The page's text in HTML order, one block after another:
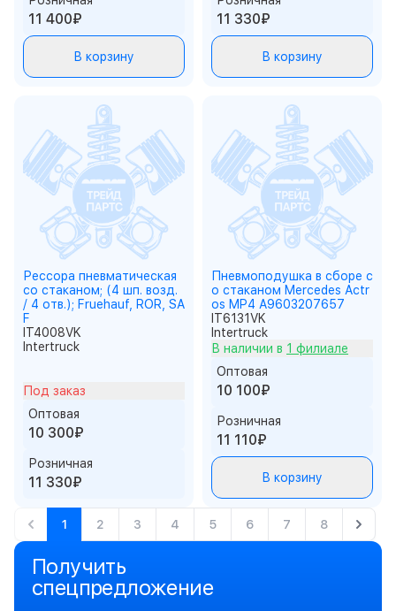
11 400₽
В корзину
11 330₽
В корзину
Рессора пневматическая
со стаканом; (4 шп. возд.
/ 4 отв.); Fruehauf, ROR, SA
F
IT4008VK
Intertruck
Под заказ
Оптовая
10 300₽
Розничная
11 330₽
Пневмоподушка в сборе с
о стаканом Mercedes Actr
os MP4 A9603207657
IT6131VK
Intertruck
В наличии в 1 филиале
Оптовая
10 100₽
Розничная
11 110₽
В корзину
1 2 3 4 5 6 7 8
Получить
спецпредложение